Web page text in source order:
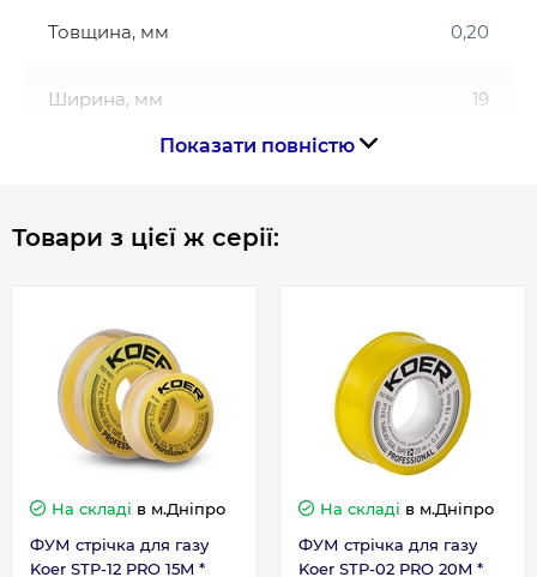
Товщина, мм 0,20
Ширина, мм 19
Показати повністю
Товари з цієї ж серії:
На складі в м.Дніпро
ФУМ стрічка для газу
Koer STP-12 PRO 15M *
На складі в м.Дніпро
ФУМ стрічка для газу
Koer STP-02 PRO 20M *